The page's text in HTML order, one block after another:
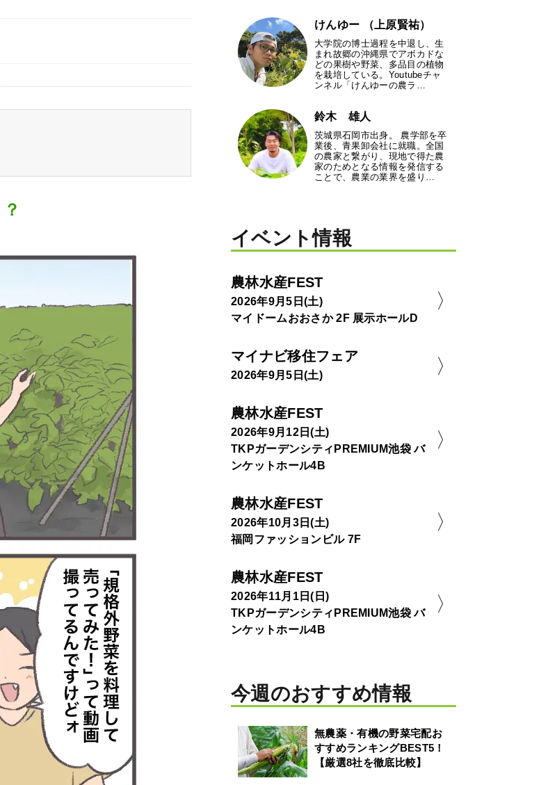
けんゆー （上原賢祐）
大学院の博士過程を中退し、生
まれ故郷の沖縄県でアボカドな
どの果樹や野菜、多品目の植物
を栽培している。Youtubeチャ
ンネル「けんゆーの農ラ…
鈴木 雄人
茨城県石岡市出身。 農学部を卒
業後、青果卸会社に就職。全国
の農家と繋がり、現地で得た農
家のためとなる情報を発信する
ことで、農業の業界を盛り…
イベント情報
農林水産FEST
2026年9月5日(土)
マイドームおおさか 2F 展示ホールD
マイナビ移住フェア
2026年9月5日(土)
農林水産FEST
2026年9月12日(土)
TKPガーデンシティPREMIUM池袋 バ
ンケットホール4B
農林水産FEST
2026年10月3日(土)
福岡ファッションビル 7F
農林水産FEST
2026年11月1日(日)
TKPガーデンシティPREMIUM池袋 バ
ンケットホール4B
今週のおすすめ情報
無農薬・有機の野菜宅配お
すすめランキングBEST5！
【厳選8社を徹底比較】